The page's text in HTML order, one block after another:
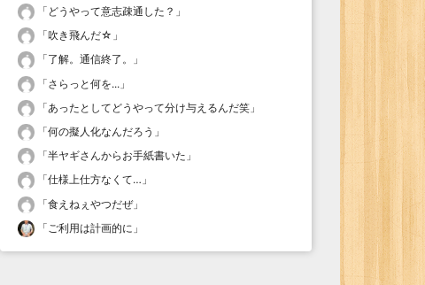
「 どうやって意志疎通した？ 」
「吹き飛んだ☆ 」
「了解。通信終了。
」
「さらっと何を... 」
「あったとしてどうやって分け与えるんだ笑 」
「何の擬人化なんだろう 」
「半ヤギさんからお手紙書いた 」
「仕様上仕方なくて… 」
「食えねぇやつだぜ」
「 ご利用は計画的に 」